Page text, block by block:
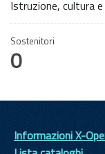
Istruzione, cultura
Sostenitori
0
Informazioni X-